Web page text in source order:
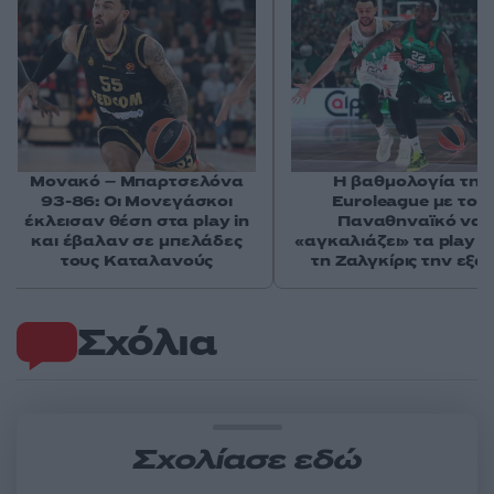
Σχόλια
Σχολίασε εδώ
Μονακό – Μπαρτσελόνα
93-86: Οι Μονεγάσκοι
έκλεισαν θέση στα play in
και έβαλαν σε μπελάδες
τους Καταλανούς
Η βαθμολογία της
Euroleague με τον
Παναθηναϊκό να
«αγκαλιάζει» τα play
τη Ζαλγκίρις την